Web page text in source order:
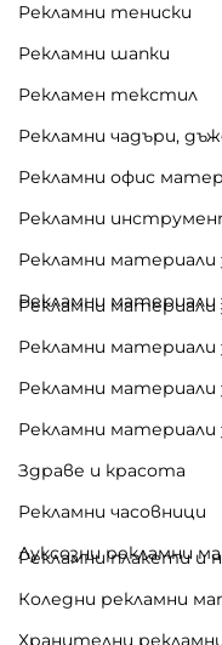
Рекламни тениски
Рекламни шапки
Рекламен текстил
Рекламни чадъри,
Рекламни офис
Рекламни
Рекламни
Рекламни
Рекламни
Рекламни материали
Рекламни материали
Рекламни материали
Здраве и красота
Рекламни часовници
Луксозни рекламни
Рекламни плакети и
Коледни рекламни
Хранителни